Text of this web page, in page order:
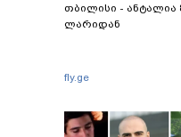
თბილისი - ანტალია
ლარიდან
fly.ge